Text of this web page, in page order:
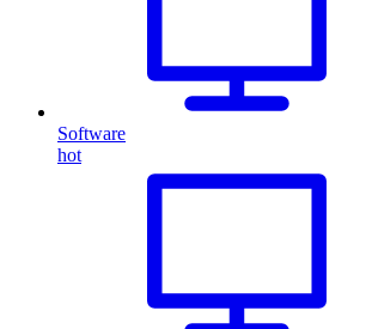
Software
hot